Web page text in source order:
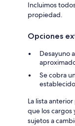
Incluimos
propiedad.
Opciones
Desayuno
Se cobra
La lista
que los cargos
sujetos a